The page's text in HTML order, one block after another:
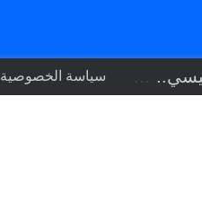
تنفيذاً لتوجيهات الرئيس السيسي.. وزير الصحة يبحث مع نظيره التشادي سياسة الخصوصية